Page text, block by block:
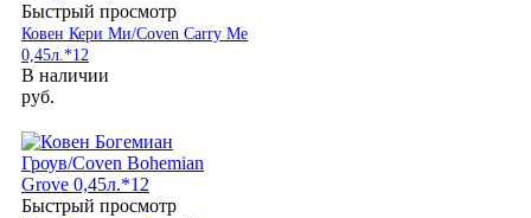
Быстрый просмотр
Ковен Кери Ми/Coven Carry Me
0,45л.*12
В наличии
руб.
Быстрый просмотр